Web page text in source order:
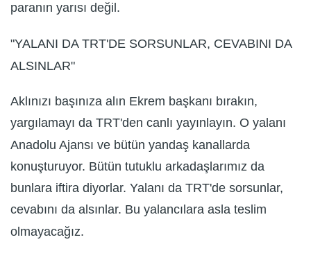
paranın yarısı değil.
"YALANI DA TRT'DE SORSUNLAR, CEVABINI DA
ALSINLAR"
Aklınızı başınıza alın Ekrem başkanı bırakın,
yargılamayı da TRT'den canlı yayınlayın. O yalanı
Anadolu Ajansı ve bütün yandaş kanallarda
konuşturuyor. Bütün tutuklu arkadaşlarımız da
bunlara iftira diyorlar. Yalanı da TRT'de sorsunlar,
cevabını da alsınlar. Bu yalancılara asla teslim
olmayacağız.